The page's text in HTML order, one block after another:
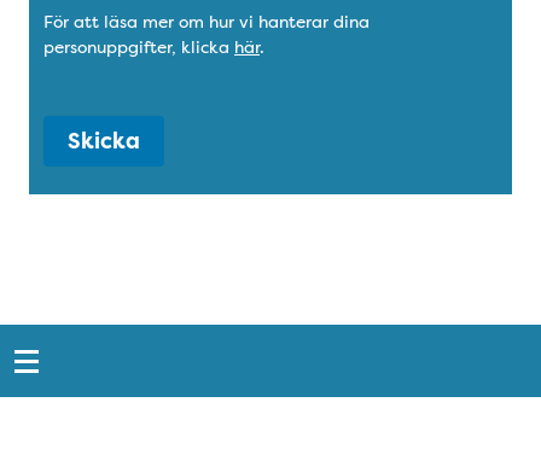
För att läsa mer om hur vi hanterar dina
personuppgifter, klicka här.
Skicka
Snabblänkar